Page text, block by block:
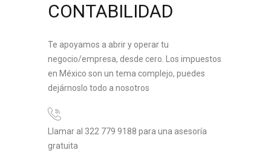
CONTABILIDAD
Te apoyamos a abrir y operar tu
negocio/empresa, desde cero. Los impuestos
en México son un tema complejo, puedes
dejárnoslo todo a nosotros
Llamar al 322 779 9188 para una asesoría
gratuita